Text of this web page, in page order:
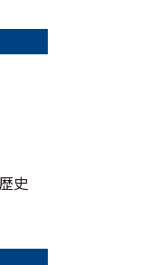
史